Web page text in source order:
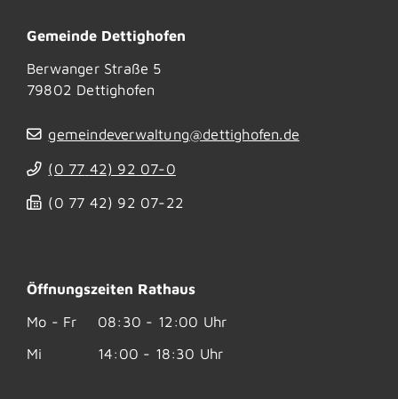
Gemeinde Dettighofen
Berwanger Straße 5
79802 Dettighofen
gemeindeverwaltung@dettighofen.de
(0 77 42) 92 07-0
(0 77 42) 92 07-22
Öffnungszeiten Rathaus
Mo - Fr
08:30 - 12:00 Uhr
Mi
14:00 - 18:30 Uhr